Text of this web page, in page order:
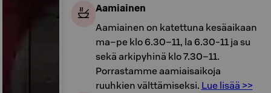
Aamiainen
Aamiainen on katettuna kesäaikaan
ma–pe klo 6.30–11, la 6.30-11 ja su
sekä arkipyhinä klo 7.30–11.
Porrastamme aamiaisaikoja
ruuhkien välttämiseksi. Lue lisää >>